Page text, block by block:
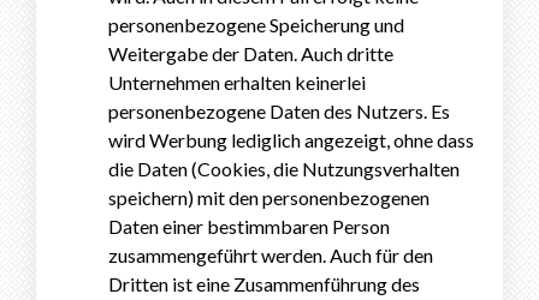
personenbezogene Speicherung und
Weitergabe der Daten. Auch dritte
Unternehmen erhalten keinerlei
personenbezogene Daten des Nutzers. Es
wird Werbung lediglich angezeigt, ohne dass
die Daten (Cookies, die Nutzungsverhalten
speichern) mit den personenbezogenen
Daten einer bestimmbaren Person
zusammengeführt werden. Auch für den
Dritten ist eine Zusammenführung des